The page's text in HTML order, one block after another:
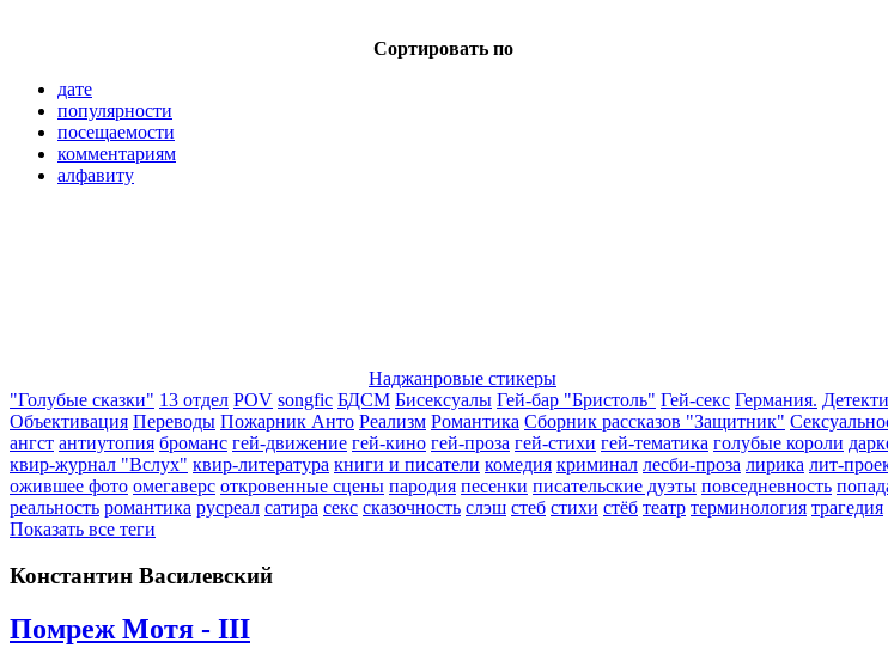
Сортировать по
дате
популярности
посещаемости
комментариям
алфавиту
Наджанровые стикеры
"Голубые сказки" 13 отдел POV songfic БДСМ Бисексуалы Гей-бар "Бристоль" Гей-секс Германия.
Объективация Переводы Пожарник Анто Реализм Романтика Сборник рассказов "Защитник"
ангст антиутопия броманс гей-движение гей-кино гей-проза гей-стихи гей-тематика голубые короли
квир-журнал "Вслух" квир-литература книги и писатели комедия криминал лесби-проза лирика лит-
ожившее фото омегаверс откровенные сцены пародия песенки писательские дуэты повседневность
реальность романтика русреал сатира секс сказочность слэш стеб стихи стёб театр терминология трагедия
Показать все теги
Константин Василевский
Помреж Мотя - III